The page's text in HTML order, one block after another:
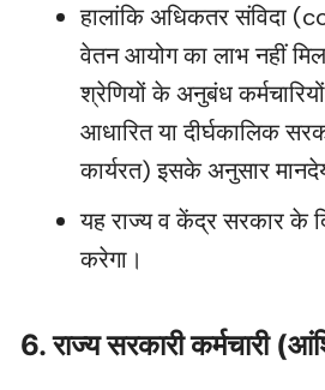
हालांकि अधिकतर संविदा
वेतन आयोग का लाभ नहीं
श्रेणियों के अनुबंध
आधारित या दीर्घकालिक
कार्यरत) इसके अनुसार
यह राज्य व केंद्र सरकार के
करेगा।
6. राज्य सरकारी कर्मचारी